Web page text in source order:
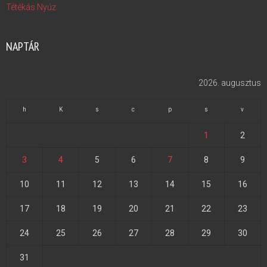
Tétékás Nyúz
NAPTÁR
2026. augusztus
h K s c p s v
1 2
3 4 5 6 7 8 9
10 11 12 13 14 15 16
17 18 19 20 21 22 23
24 25 26 27 28 29 30
31